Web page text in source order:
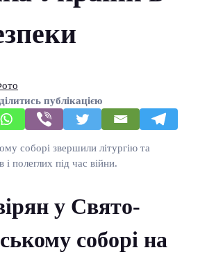
публікацією
соборі звершили літургію та
полеглих під час війни.
у Свято-
соборі на